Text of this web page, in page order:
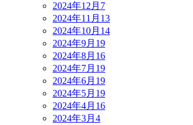
2024年12月 7
2024年11月 13
2024年10月 14
2024年9月 19
2024年8月 16
2024年7月 19
2024年6月 19
2024年5月 19
2024年4月 16
2024年3月 4